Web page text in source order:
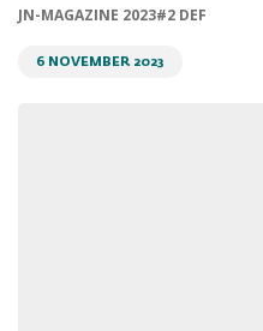
JN-MAGAZINE 2023#2 DEF
6 NOVEMBER 2023